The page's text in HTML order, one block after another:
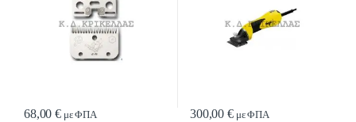
68,00€ με ΦΠΑ 300,00€με ΦΠΑ